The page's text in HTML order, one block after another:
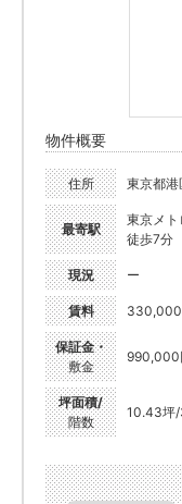
物件概要
住所 東京都
最寄駅
東京メト
徒歩7分
現況 ー
賃料
保証金・
敷金
990,000
坪面積/
階数
10.43坪